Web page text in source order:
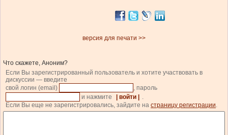
версия для печати >>
Что скажете, Аноним?
Если Вы зарегистрированный пользователь и хотите участвовать в
дискуссии — введите
свой логин (email)
, пароль
и нажмите
| войти |
.
Если Вы еще не зарегистрировались, зайдите на страницу регистрации.